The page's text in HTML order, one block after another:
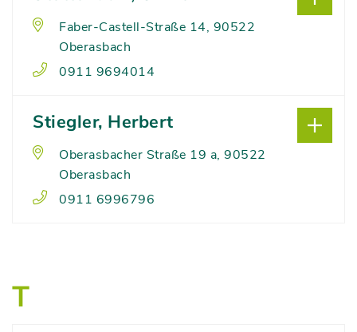
Faber-Castell-Straße 14, 90522
Oberasbach
0911 9694014
Stiegler, Herbert
Oberasbacher Straße 19 a, 90522
Oberasbach
0911 6996796
T